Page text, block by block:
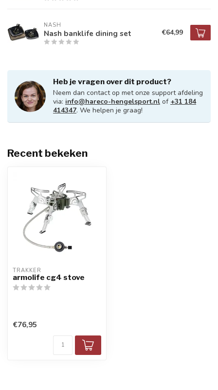
NASH
Nash banklife dining set €64,99
Heb je vragen over dit product?
Neem dan contact op met onze support afdeling
via: info@hareco-hengelsport.nl of +31 184
414347. We helpen je graag!
Recent bekeken
TRAKKER
armolife cg4 stove
€76,95